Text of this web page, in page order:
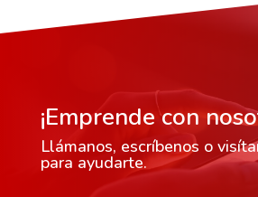
¡Emprende con
Llámanos, escríbenos o
para ayudarte.